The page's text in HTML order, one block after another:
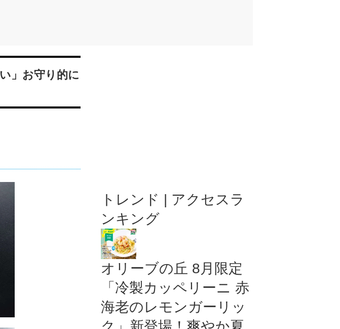
」お守り的に
トレンド | アクセスラ
ンキング
オリーブの丘 8月限定
「冷製カッペリーニ 赤
海老のレモンガーリッ